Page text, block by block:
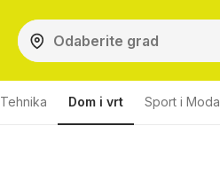
Tehnika Dom i vrt Sport i Moda